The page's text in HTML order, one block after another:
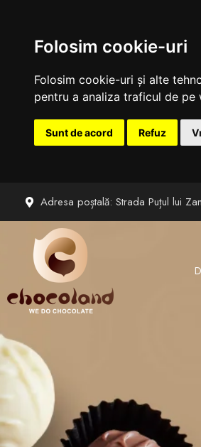
Folosim cookie-uri
Folosim cookie-uri și alte
pentru a analiza traficul de
Sunt de acord Refuz
Adresa poștală: Strada Puțul lui